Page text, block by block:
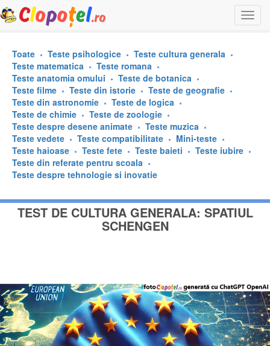
Toate Teste psihologice
Teste cultura generala
Teste matematica
Teste romana
Teste anatomia omului
Teste de botanica
Teste filme
Teste din istorie
Teste de geografie
Teste din astronomie
Teste de logica
Teste de chimie
Teste de zoologie
Teste despre desene animate
Teste muzica
Teste vedete
Teste compatibilitate
Mini-teste
Teste haioase
Teste fete Teste baieti
Teste iubire
Teste din referate pentru scoala
Teste despre tehnologie si inovatie
TEST DE CULTURA GENERALA: SPATIUL
SCHENGEN